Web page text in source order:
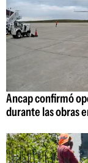
Ancap confirmó
durante las obras